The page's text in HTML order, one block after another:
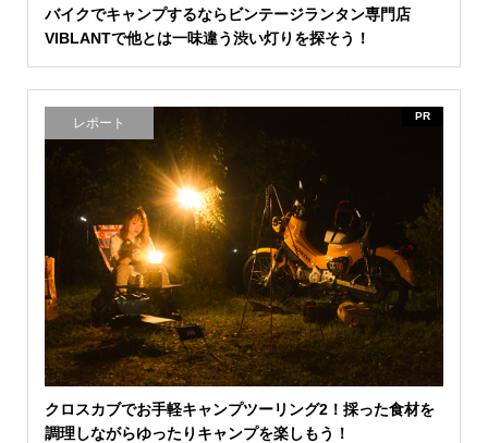
バイクでキャンプするならビンテージランタン専門店
VIBLANTで他とは一味違う渋い灯りを探そう！
レポート PR
クロスカブでお手軽キャンプツーリング2！採った食材を
調理しながらゆったりキャンプを楽しもう！